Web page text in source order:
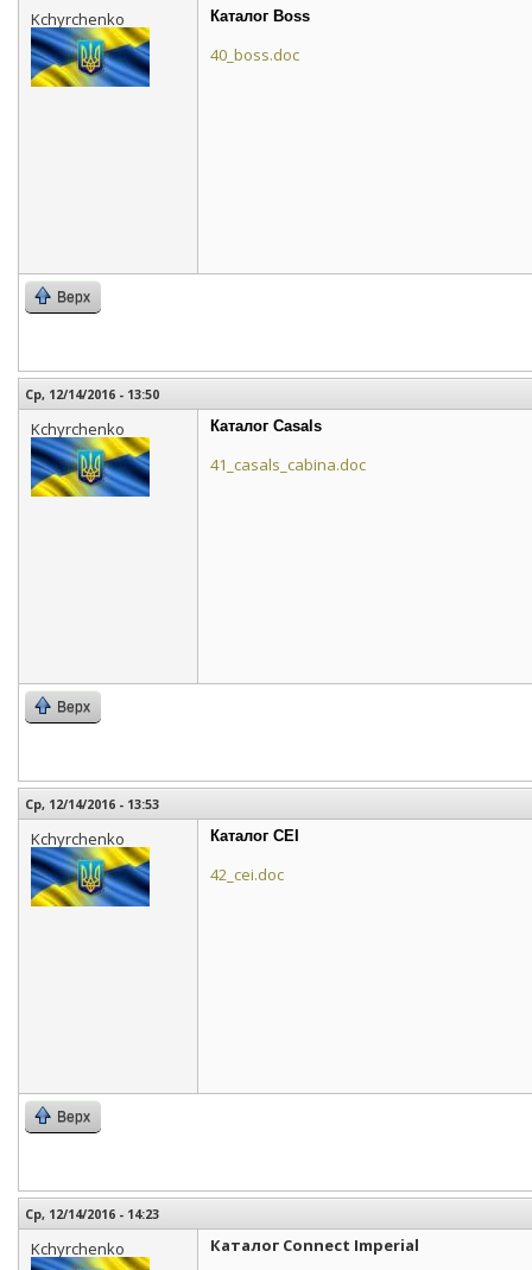
Kchyrchenko Каталог Boss
40_boss.doc
Верх
Ср, 12/14/2016 - 13:50
Kchyrchenko Каталог Casals
41_casals_cabina.doc
Верх
Ср, 12/14/2016 - 13:53
Kchyrchenko Каталог CEI
42_cei.doc
Верх
Ср, 12/14/2016 - 14:23
Kchyrchenko Каталог Connect Imperial